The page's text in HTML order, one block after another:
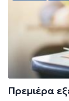
Πρεμιέρα